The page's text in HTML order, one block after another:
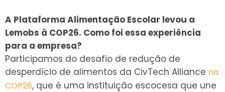
A Plataforma Alimentação Escolar levou a
Lemobs à COP26. Como foi essa experiência
para a empresa?
Participamos do desafio de redução de
desperdício de alimentos da CivTech Alliance na
COP26, que é uma instituição escocesa que une